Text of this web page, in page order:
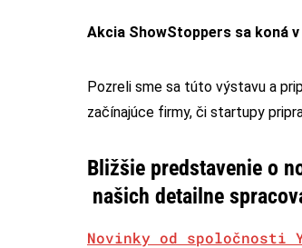
Akcia ShowStoppers sa koná
Pozreli sme sa túto výstavu a
začínajúce firmy, či startupy
Bližšie predstavenie o
našich detailne
Novinky od spoločnosti